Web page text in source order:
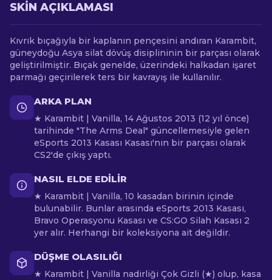
SKIN AÇIKLAMASI
Kıvrık bıçağıyla bir kaplanın pençesini andıran Karambit,
güneydoğu Asya silat dövüş disiplininin bir parçası olarak
geliştirilmiştir. Bıçak genelde, üzerindeki halkadan işaret
parmağı geçirilerek ters bir kavrayış ile kullanılır.
ARKA PLAN
★ Karambit | Vanilla, 14 Ağustos 2013 (12 yıl önce)
tarihinde "The Arms Deal" güncellemesiyle gelen
eSports 2013 Kasası Kasası'nın bir parçası olarak
CS2'de çıkış yaptı.
NASIL ELDE EDILIR
★ Karambit | Vanilla, 10 kasadan birinin içinde
bulunabilir. Bunlar arasında eSports 2013 Kasası,
Bravo Operasyonu Kasası ve CS:GO Silah Kasası 2
yer alır. Herhangi bir koleksiyona ait değildir.
DÜŞME OLASILIĞI
★ Karambit | Vanilla nadirliği Çok Gizli (★) olup, kasa